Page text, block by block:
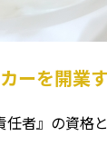
ーを開業
者』の資格